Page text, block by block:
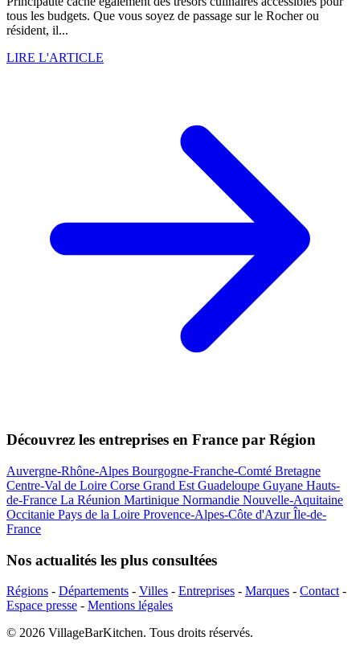
tous les budgets. Que vous soyez de passage sur le Rocher ou
résident, il...
LIRE L'ARTICLE
Découvrez les entreprises en France par Région
Auvergne-Rhône-Alpes Bourgogne-Franche-Comté Bretagne
Centre-Val de Loire Corse Grand Est Guadeloupe Guyane Hauts-
de-France La Réunion Martinique Normandie Nouvelle-Aquitaine
Occitanie Pays de la Loire Provence-Alpes-Côte d'AzurÎle-de-
France
Nos actualités les plus consultées
Régions - Départements - Villes - Entreprises - Marques - Contact -
Espace presse - Mentions légales
© 2026 VillageBarKitchen. Tous droits réservés.